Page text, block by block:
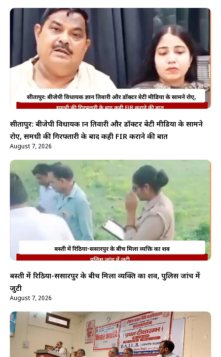
सीतापुर: बीजेपी विधायक ज्ञान तिवारी और डॉक्टर बेटी मीडिया के सामने
रोए, समधी की गिरफ्तारी के बाद कही FIR कराने की बात
August 7, 2026
बस्ती में रिठिया-ससारपुर के बीच मिला व्यक्ति का शव, पुलिस जांच में
जुटी
August 7, 2026